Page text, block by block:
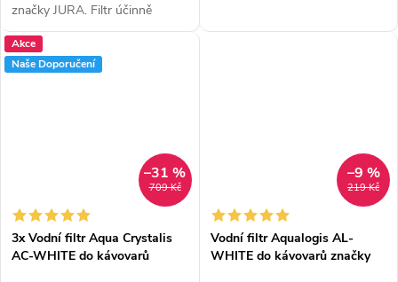
značky JURA. Filtr účinně
změkčuje vodu, absorbuje
nežádoucí látky a chrání
kávovar před vodním
AC-WHITE účinně změkčuje
Akce
Naše Doporučení
709 Kč
–31 %
3x Vodní filtr Aqua Crystalis
AC-WHITE do kávovarů
219 Kč
–9 %
Vodní filtr Aqualogis AL-
WHITE do kávovarů značky